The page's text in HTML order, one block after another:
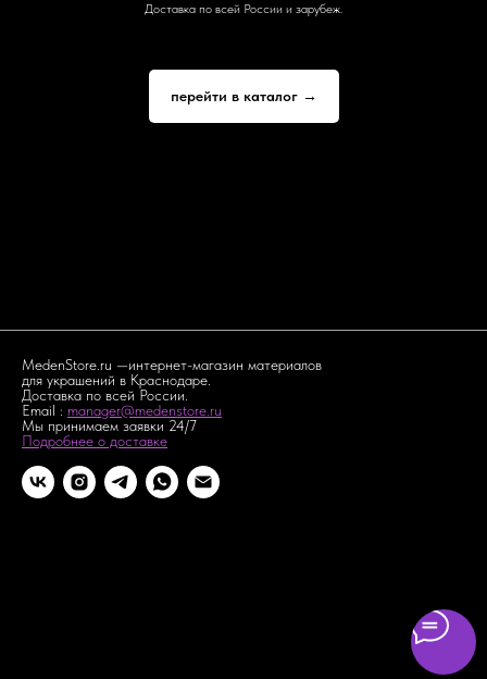
Доставка по всей России и зарубеж.
перейти в каталог →
MedenStore.ru —интернет-магазин материалов
для украшений в Краснодаре.
Доставка по всей России.
Email : manager@medenstore.ru
Мы принимаем заявки 24/7
Подробнее о доставке
стразовые цепи, пайетки, фурнитура, булавки для брошей,
создания брошей, сережек и других украшений. Доставка по